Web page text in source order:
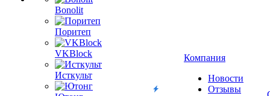
Bonolit
Поритеп
VKBlock
Исткульт
Компания
Новости
Отзывы